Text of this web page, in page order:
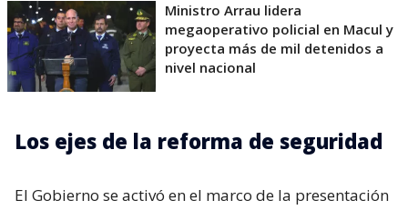
Ministro Arrau lidera
megaoperativo policial en Macul y
proyecta más de mil detenidos a
nivel nacional
Los ejes de la reforma de seguridad
El Gobierno se activó en el marco de la presentación